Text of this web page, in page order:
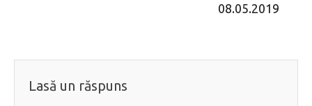
08.05.2019
Lasă un răspuns